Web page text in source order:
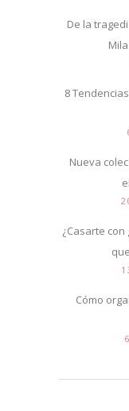
De la
8
Nueva
¿Casarte
Cómo